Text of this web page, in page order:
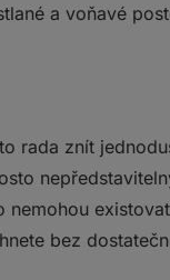
a voňavé
rada znít
nemohou
bez